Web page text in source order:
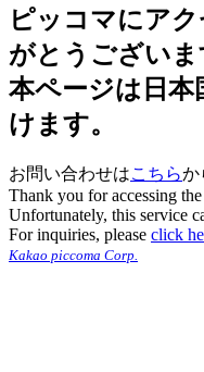
ピッコマにア
がとうございま
本ページは日
けます。
お問い合わせはこちらか
Thank you for accessing
Unfortunately, this service
For inquiries, please click
Kakao piccoma Corp.